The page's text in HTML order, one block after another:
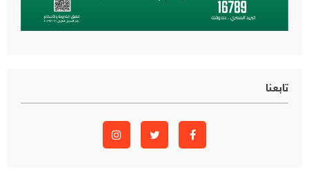
تابعنا